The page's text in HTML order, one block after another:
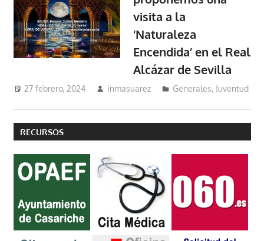
visita a la
‘Naturaleza
Encendida’ en el Real
Alcázar de Sevilla
27 febrero, 2024 inmasuarez Generales, Juventud
RECURSOS